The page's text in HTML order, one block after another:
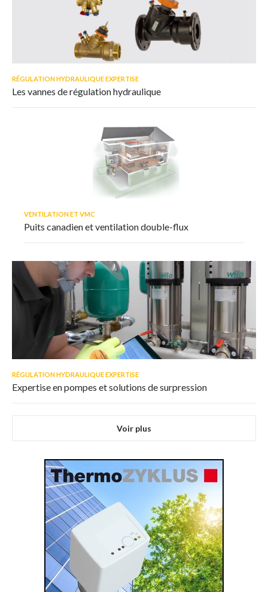
RÉGULATION HYDRAULIQUE EXPERTISE
Les vannes de régulation hydraulique
VENTILATION ET VMC
Puits canadien et ventilation double-flux
RÉGULATION HYDRAULIQUE EXPERTISE
Expertise en pompes et solutions de surpression
Voir plus